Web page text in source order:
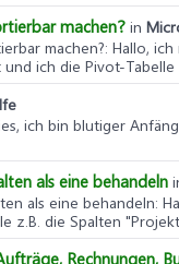
machen? in
machen?: Hallo,
ich die Pivot-Tabelle
ich bin blutiger
als eine behandeln
als eine behandeln:
z.B. die Spalten
Rechnungen,